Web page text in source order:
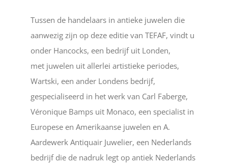
Tussen de handelaars in antieke juwelen die
aanwezig zijn op deze editie van TEFAF, vindt u
onder Hancocks, een bedrijf uit Londen,
met juwelen uit allerlei artistieke periodes,
Wartski, een ander Londens bedrijf,
gespecialiseerd in het werk van Carl Faberge,
Véronique Bamps uit Monaco, een specialist in
Europese en Amerikaanse juwelen en A.
Aardewerk Antiquair Juwelier, een Nederlands
bedrijf die de nadruk legt op antiek Nederlands